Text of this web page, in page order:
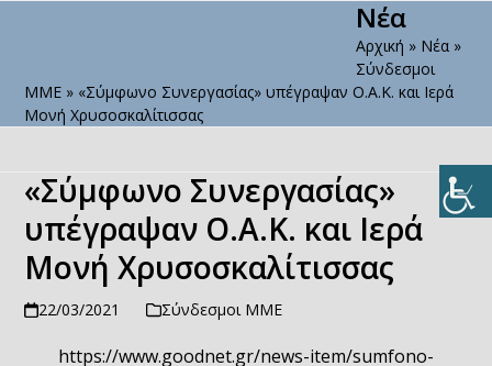
menu
menu
Νέα
Αρχική » Νέα»
Σύνδεσμοι
ΜΜΕ » «Σύμφωνο Συνεργασίας» υπέγραψαν Ο.Α.Κ. και Ιερά
Μονή Χρυσοσκαλίτισσας
«Σύμφωνο Συνεργασίας»
υπέγραψαν Ο.Α.Κ. και Ιερά
Μονή Χρυσοσκαλίτισσας
22/03/2021 Σύνδεσμοι ΜΜΕ
https://www.goodnet.gr/news-item/sumfono-